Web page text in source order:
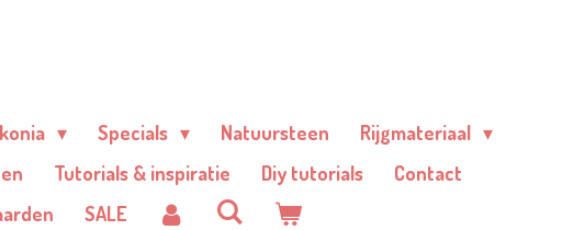
Specials Natuursteen
Rijgmateriaal
Tutorials & inspiratie Diy tutorials
Contact
SALE